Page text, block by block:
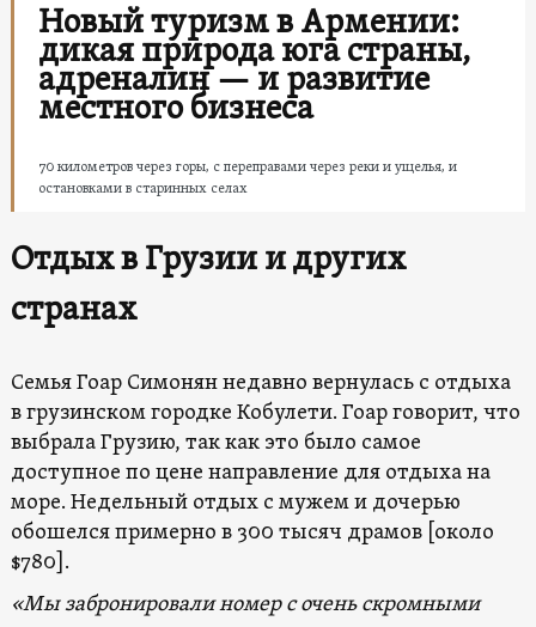
Новый туризм в Армении:
дикая природа юга страны,
адреналин — и развитие
местного бизнеса
70 километров через горы, с переправами через реки и ущелья, и
остановками в старинных селах
Отдых в Грузии и других
странах
Семья Гоар Симонян недавно вернулась с отдыха
в грузинском городке Кобулети. Гоар говорит, что
выбрала Грузию, так как это было самое
доступное по цене направление для отдыха на
море. Недельный отдых с мужем и дочерью
обошелся примерно в 300 тысяч драмов [около
$780].
«Мы забронировали номер с очень скромными